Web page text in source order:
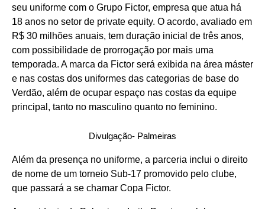
seu uniforme com o Grupo Fictor, empresa que atua há
18 anos no setor de private equity. O acordo, avaliado em
R$ 30 milhões anuais, tem duração inicial de três anos,
com possibilidade de prorrogação por mais uma
temporada. A marca da Fictor será exibida na área máster
e nas costas dos uniformes das categorias de base do
Verdão, além de ocupar espaço nas costas da equipe
principal, tanto no masculino quanto no feminino.
Divulgação- Palmeiras
Além da presença no uniforme, a parceria inclui o direito
de nome de um torneio Sub-17 promovido pelo clube,
que passará a se chamar Copa Fictor.